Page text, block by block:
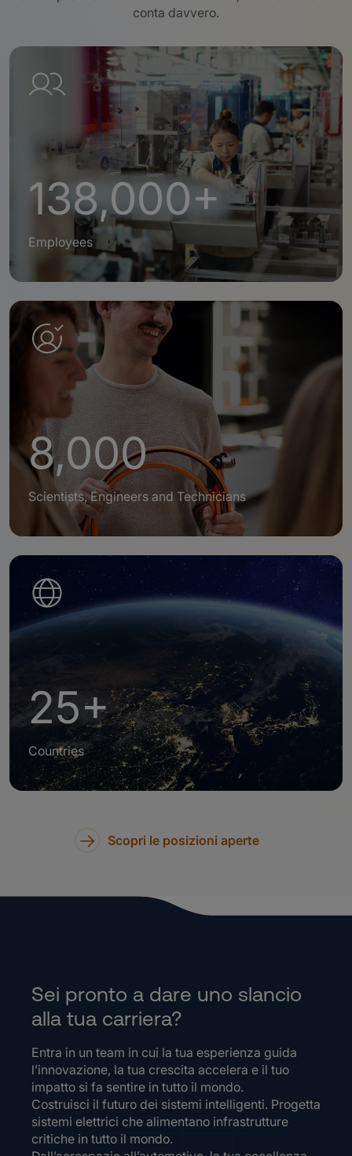
conta davvero.
138,000+
Employees
8,000
Scientists, Engineers and Technicians
25+
Countries
Scopri le posizioni aperte
Sei pronto a dare uno slancio
alla tua carriera?
Entra in un team in cui la tua esperienza guida
l’innovazione, la tua crescita accelera e il tuo
impatto si fa sentire in tutto il mondo.
Costruisci il futuro dei sistemi intelligenti. Progetta
sistemi elettrici che alimentano infrastrutture
critiche in tutto il mondo.